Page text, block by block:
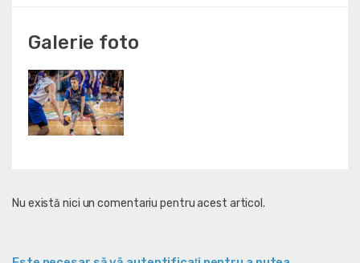
Galerie foto
Nu există nici un comentariu pentru acest articol.